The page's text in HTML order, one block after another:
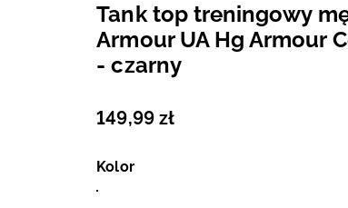
Tank top treningowy
Armour UA Hg Armour
- czarny
149,99 zł
Kolor